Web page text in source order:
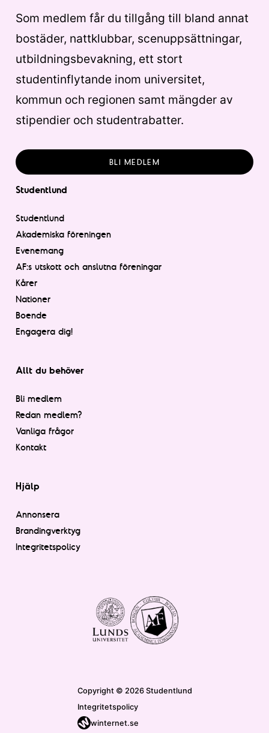
Som medlem får du tillgång till bland annat
bostäder, nattklubbar, scenuppsättningar,
utbildningsbevakning, ett stort
studentinflytande inom universitet,
kommun och regionen samt mängder av
stipendier och studentrabatter.
BLI MEDLEM
Studentlund
Studentlund
Akademiska föreningen
Evenemang
AF:s utskott och anslutna föreningar
Kårer
Nationer
Boende
Engagera dig!
Allt du behöver
Bli medlem
Redan medlem?
Vanliga frågor
Kontakt
Hjälp
Annonsera
Brandingverktyg
Integritetspolicy
Copyright © 2026 Studentlund
Integritetspolicy
winternet.se